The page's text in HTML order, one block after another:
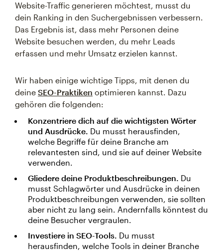
Website-Traffic generieren möchtest, musst du
dein Ranking in den Suchergebnissen verbessern.
Das Ergebnis ist, dass mehr Personen deine
Website besuchen werden, du mehr Leads
erfassen und mehr Umsatz erzielen kannst.
Wir haben einige wichtige Tipps, mit denen du
deine SEO-Praktiken optimieren kannst. Dazu
gehören die folgenden:
Konzentriere dich auf die wichtigsten Wörter
und Ausdrücke. Du musst herausfinden,
welche Begriffe für deine Branche am
relevantesten sind, und sie auf deiner Website
verwenden.
Gliedere deine Produktbeschreibungen. Du
musst Schlagwörter und Ausdrücke in deinen
Produktbeschreibungen verwenden, sie sollten
aber nicht zu lang sein. Andernfalls könntest du
deine Besucher vergraulen.
Investiere in SEO-Tools. Du musst
herausfinden, welche Tools in deiner Branche